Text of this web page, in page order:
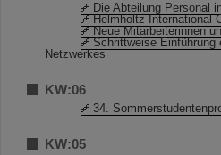
Die Abteilung Personal
Helmholtz International
Neue Mitarbeiterinnen
Schrittweise Einführung
Netzwerkes
KW:06
34.
KW:05